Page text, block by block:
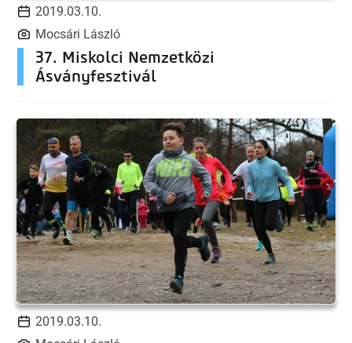
2019.03.10.
Mocsári László
37. Miskolci Nemzetközi
Ásványfesztivál
2019.03.10.